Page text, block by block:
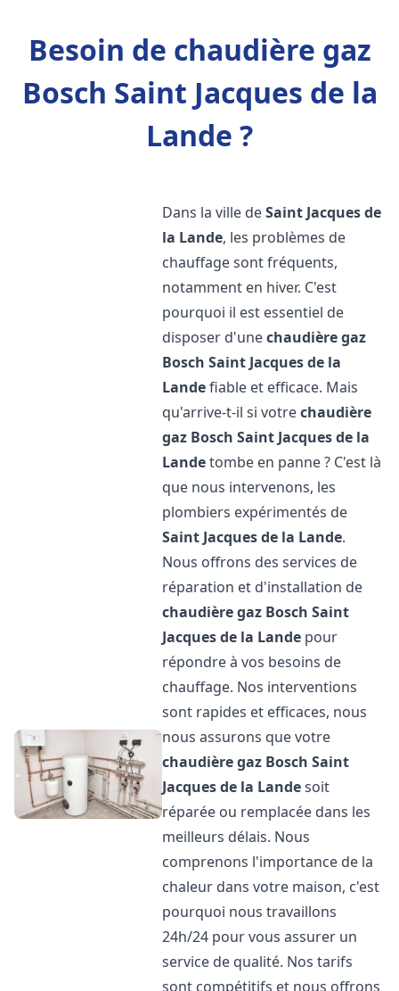
Besoin de chaudière gaz
Bosch Saint Jacques de la
Lande ?
Dans la ville deSaint Jacques de
la Lande, les problèmes de
chauffage sont fréquents,
notamment en hiver. C'est
pourquoi il est essentiel de
disposer d'unechaudière gaz
Bosch Saint Jacques de la
Landefiable et efficace. Mais
qu'arrive-t-il si votrechaudière
gaz Bosch Saint Jacques de la
Landetombe en panne ? C'est là
que nous intervenons, les
plombiers expérimentés de
Saint Jacques de la Lande.
Nous offrons des services de
réparation et d'installation de
chaudière gaz Bosch Saint
Jacques de la Lande pour
répondre à vos besoins de
chauffage. Nos interventions
sont rapides et efficaces, nous
nous assurons que votre
chaudière gaz Bosch Saint
Jacques de la Landesoit
réparée ou remplacée dans les
meilleurs délais. Nous
comprenons l'importance de la
chaleur dans votre maison, c'est
pourquoi nous travaillons
24h/24 pour vous assurer un
service de qualité. Nos tarifs
sont compétitifs et nous offrons